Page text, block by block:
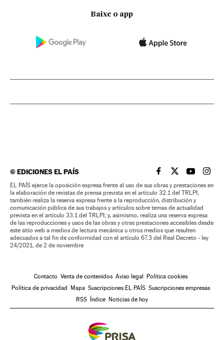
Baixe o app
©EDICIONES EL PAÍS EL PAÍS BRASIL EN
EL PAÍSEL PAÍS
EL
EL PAÍS ejerce la oposición expresa frente al uso de sus obras y prestaciones en
la elaboración de revistas de prensa prevista en el artículo 32.1 del TRLPI;
también realiza la reserva expresa frente a la reproducción, distribución y
comunicación pública de sus trabajos y artículos sobre temas de actualidad
prevista en el artículo 33.1 del TRLPI; y, asimismo, realiza una reserva expresa
de las reproducciones y usos de las obras y otras prestaciones accesibles desde
este sitio web a medios de lectura mecánica u otros medios que resulten
adecuados a tal fin de conformidad con el artículo 67.3 del Real Decreto - ley
24/2021, de 2 de noviembre
Contacto Venta de contenidos Aviso legal Política cookies
Política de privacidad Mapa Suscripciones EL PAÍS Suscripciones empresas
RSS Índice Noticias de hoy